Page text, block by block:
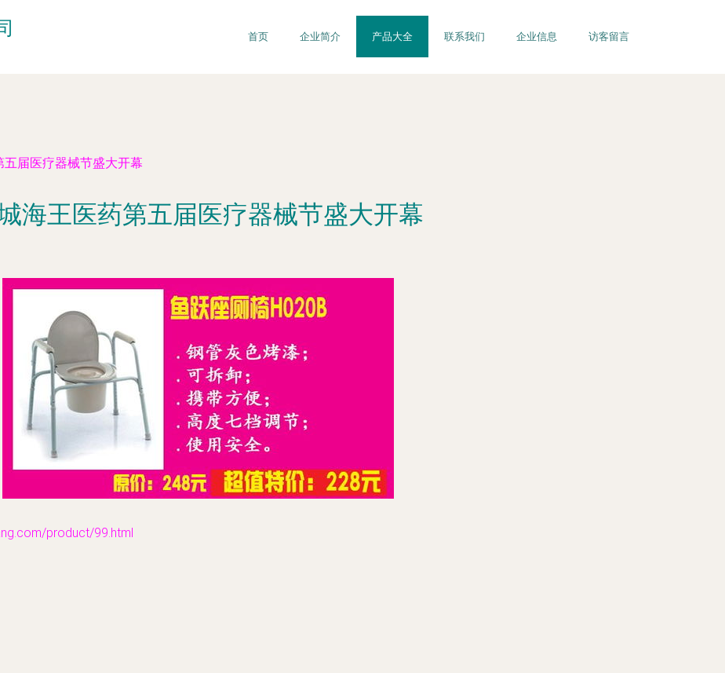
首页 企业简介 产品大全 联系我们 企业信息 访客留言
五届医疗器械节盛大开幕
海王医药第五届医疗器械节盛大开幕
product/99.html